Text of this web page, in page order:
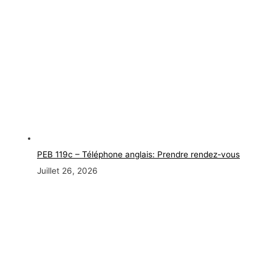
PEB 119c – Téléphone anglais: Prendre rendez-vous
Juillet 26, 2026